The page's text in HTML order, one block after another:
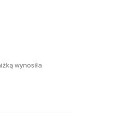
wynosiła